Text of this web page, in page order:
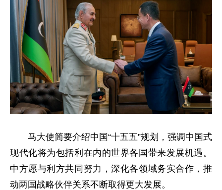
马大使简要介绍中国“十五五”规划，强调中国式
现代化将为包括利在内的世界各国带来发展机遇。
中方愿与利方共同努力，深化各领域务实合作，推
动两国战略伙伴关系不断取得更大发展。